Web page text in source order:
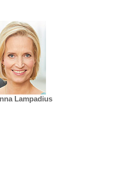
Lampadius